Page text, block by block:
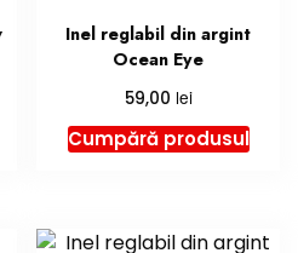
Inel reglabil din argint
Ocean Eye
59,00 lei
Cumpără produsul